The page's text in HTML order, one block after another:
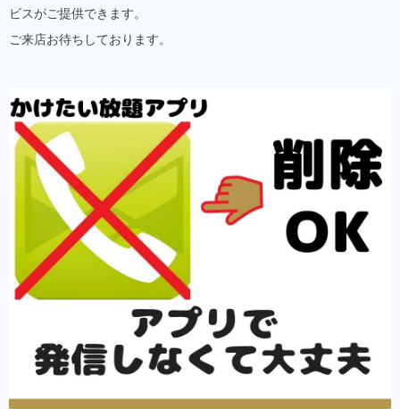
ビスがご提供できます。
ご来店お待ちしております。